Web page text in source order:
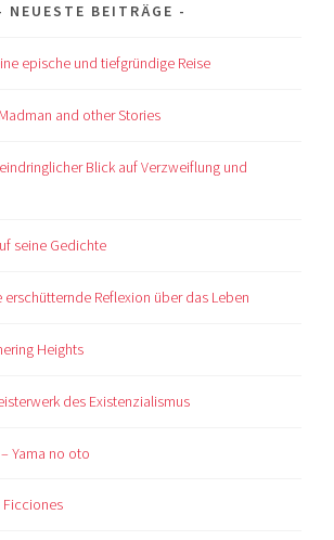
NEUESTE BEITRÄGE
epische und tiefgründige Reise
and other Stories
Blick auf Verzweiflung und
seine Gedichte
erschütternde Reflexion über das Leben
Heights
des Existenzialismus
Yama no oto
Ficciones